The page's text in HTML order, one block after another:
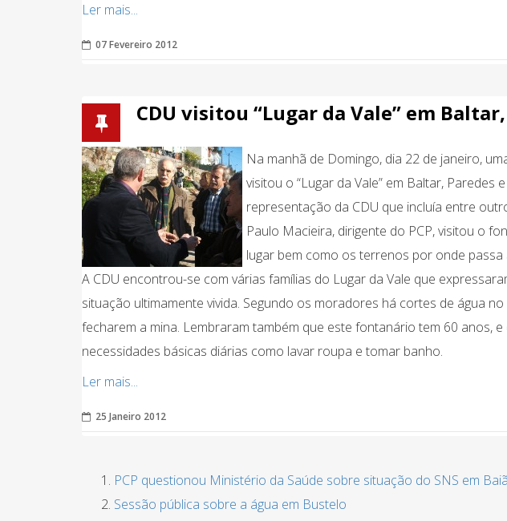
Ler mais...
07 Fevereiro 2012
CDU visitou “Lugar da Vale” em
Na manhã de Domingo, dia 22 de janeiro,
visitou o “Lugar da Vale” em Baltar,
representação da CDU que incluía entre
Paulo Macieira, dirigente do PCP, visitou o
lugar bem como os terrenos por onde
A CDU encontrou-se com várias famílias do Lugar da Vale que
situação ultimamente vivida. Segundo os moradores há cortes de água
fecharem a mina. Lembraram também que este fontanário tem 60 anos,
necessidades básicas diárias como lavar roupa e tomar banho.
Ler mais...
25 Janeiro 2012
PCP questionou Ministério da Saúde sobre situação do SNS em
Sessão pública sobre a água em Bustelo